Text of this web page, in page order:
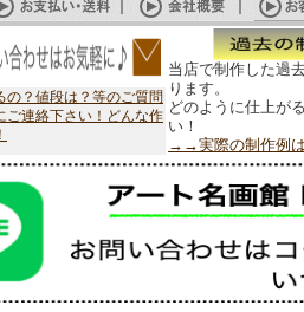
の？値段は？等のご質問
ご連絡下さい！どんな作
当店で制作した過
ります。
どのように仕上が
い！
→→実際の制作例